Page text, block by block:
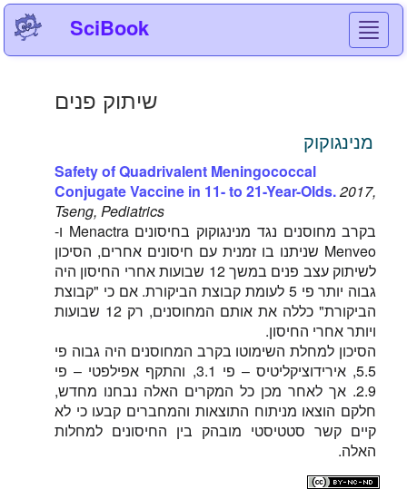
SciBook
שיתוק פנים
מנינגוקוק
Safety of Quadrivalent Meningococcal
Conjugate Vaccine in 11- to 21-Year-Olds.2017,
Tseng, Pediatrics
בקרב מחוסנים נגד מנינגוקוק בחיסונים Menactra ו-
Menveo שניתנו בו זמנית עם חיסונים אחרים, הסיכון
לשיתוק עצב פנים במשך 12 שבועות אחרי החיסון היה
גבוה יותר פי 5 לעומת קבוצת הביקורת. אם כי "קבוצת
הביקורת" כללה את אותם המחוסנים, רק 12 שבועות
ויותר אחרי החיסון.
הסיכון למחלת השימוטו בקרב המחוסנים היה גבוה פי
5.5, אירידוציקליטיס – פי 3.1, והתקף אפילפטי – פי
2.9. אך לאחר מכן כל המקרים האלה נבחנו מחדש,
חלקם הוצאו מניתוח התוצאות והמחברים קבעו כי לא
קיים קשר סטטיסטי מובהק בין החיסונים למחלות
האלה.